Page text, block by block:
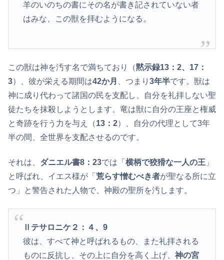
羊のいのちの書にその名が書き記されていない者
はみな、この獣を拝むようになる。
この獣は神を汚す名で満ちており（黙示録13：2、17：
3）、彼が栄える期間は42か月 、つまり 3年半です。獣は
神に成り代わって諸国の民を支配し、自分を礼拝しない聖
徒たちを抹殺しようとします。竜は獣に自分の王座と権威
と奇跡を行う力を与え（13：2）、自分の代理として3年
半の間、全世界を支配させるのです。
それは、 ダニエル書8：23では「 横柄で狡猾な一人の王 」
と呼ばれ、イエス様が「 荒らす憎むべき者が聖なる所に立
つ」と警告された人物で、神殿の聖所を汚します。
Ⅱテサロニケ２：４、9
彼は、すべて神と呼ばれるもの、また礼拝される
ものに反抗し、その上に自分を高く上げ、 神の宮